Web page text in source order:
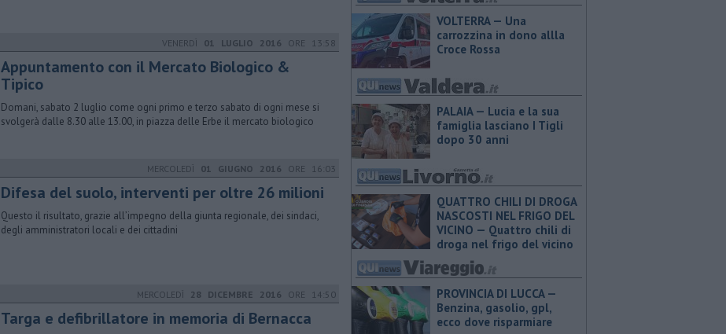
VENERDÌ 01 LUGLIO 2016 ORE 13:58
Appuntamento con il Mercato Biologico &
Tipico
Domani, sabato 2 luglio come ogni primo e terzo sabato di ogni mese si
svolgerà dalle 8.30 alle 13.00, in piazza delle Erbe il mercato biologico
MERCOLEDÌ 01 GIUGNO 2016 ORE 16:03
Difesa del suolo, interventi per oltre 26 milioni
Questo il risultato, grazie all’impegno della giunta regionale, dei sindaci,
degli amministratori locali e dei cittadini
MERCOLEDÌ 28 DICEMBRE 2016 ORE 14:50
​Targa e defibrillatore in memoria di Bernacca
VOLTERRA — Una
carrozzina in dono allla
Croce Rossa
PALAIA — Lucia e la sua
famiglia lasciano I Tigli
dopo 30 anni
QUATTRO CHILI DI DROGA
NASCOSTI NEL FRIGO DEL
VICINO — Quattro chili di
droga nel frigo del vicino
PROVINCIA DI LUCCA — ​
Benzina, gasolio, gpl,
ecco dove risparmiare